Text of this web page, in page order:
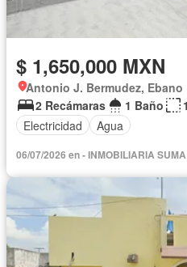
$ 1,650,000 MXN
Antonio J. Bermudez, Ebano
2 Recámaras
1 Baño
Electricidad
Agua
06/07/2026 en - INMOBILIARIA